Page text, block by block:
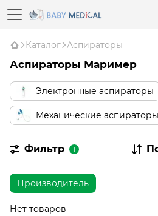
Каталог Аспираторы
Аспираторы Маример
Электронные аспираторы
Механические аспираторы
Фильтр 1
Производитель
Нет товаров